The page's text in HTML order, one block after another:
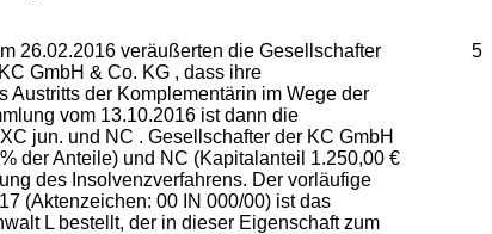
5
26.02.2016 veräußerten die Gesellschafter
GmbH & Co. KG , dass ihre
Austritts der Komplementärin im Wege der
vom 13.10.2016 ist dann die
jun. und NC . Gesellschafter der KC GmbH
der Anteile) und NC (Kapitalanteil 1.250,00 €
des Insolvenzverfahrens. Der vorläufige
(Aktenzeichen: 00 IN 000/00) ist das
L bestellt, der in dieser Eigenschaft zum